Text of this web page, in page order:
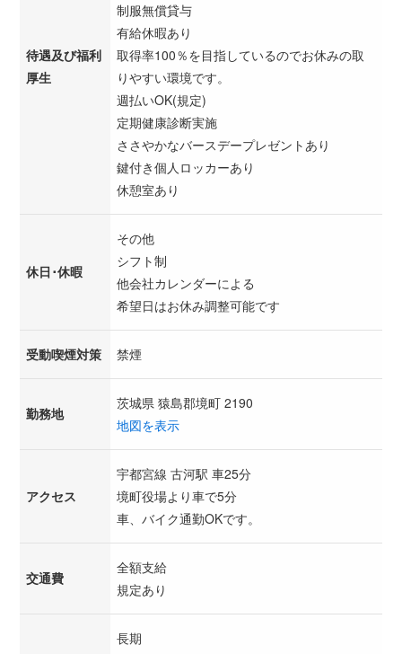
待遇及び福利
厚生
制服無償貸与
有給休暇あり
取得率100％を目指しているのでお休みの取
りやすい環境です。
週払いOK(規定)
定期健康診断実施
ささやかなバースデープレゼントあり
鍵付き個人ロッカーあり
休憩室あり
休日･休暇
その他
シフト制
他会社カレンダーによる
希望日はお休み調整可能です
受動喫煙対策 禁煙
勤務地
茨城県 猿島郡境町 2190
地図を表示
アクセス
宇都宮線 古河駅 車25分
境町役場より車で5分
車、バイク通勤OKです。
交通費
全額支給
規定あり
長期